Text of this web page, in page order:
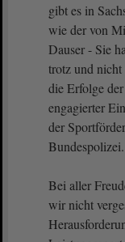
gibt es in
wie der von
Dauser - Sie
trotz und nicht
die Erfolge
engagierter
der
Bundespolizei.
Bei aller
wir nicht